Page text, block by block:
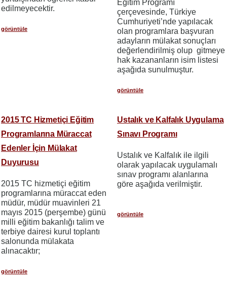
edilmeyecektir.
görüntüle
Eğitim Programı
çerçevesinde, Türkiye
Cumhuriyeti’nde yapılacak
olan programlara başvuran
adayların mülakat sonuçları
değerlendirilmiş olup gitmeye
hak kazananların isim listesi
aşağıda sunulmuştur.
görüntüle
2015 TC Hizmetiçi Eğitim
Programlarına Müraccat
Edenler İçin Mülakat
Duyurusu
2015 TC hizmetiçi eğitim
programlarına müraccat eden
müdür, müdür muavinleri 21
mayıs 2015 (perşembe) günü
milli eğitim bakanlığı talim ve
terbiye dairesi kurul toplantı
salonunda mülakata
alınacaktır;
görüntüle
Ustalık ve Kalfalık Uygulama
Sınavı Programı
Ustalık ve Kalfalık ile ilgili
olarak yapılacak uygulamalı
sınav programı alanlarına
göre aşağıda verilmiştir.
görüntüle